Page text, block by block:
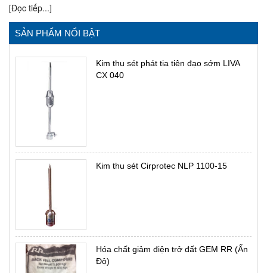
[Đọc tiếp...]
SẢN PHẨM NỔI BẬT
Kim thu sét phát tia tiên đạo sớm LIVA
CX 040
Kim thu sét Cirprotec NLP 1100-15
Hóa chất giảm điện trở đất GEM RR (Ấn
Độ)